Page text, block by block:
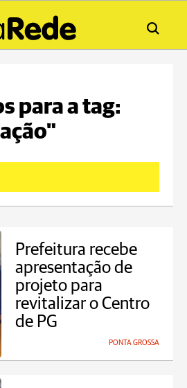
para a tag:
Prefeitura recebe
apresentação de
projeto para
revitalizar o Centro
de PG
PONTA GROSSA